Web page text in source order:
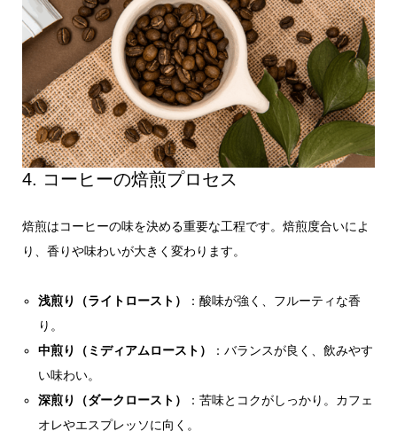
4. コーヒーの焙煎プロセス
焙煎はコーヒーの味を決める重要な工程です。焙煎度合いによ
り、香りや味わいが大きく変わります。
浅煎り（ライトロースト）
：酸味が強く、フルーティな香
り。
中煎り（ミディアムロースト）
：バランスが良く、飲みやす
い味わい。
深煎り（ダークロースト）
：苦味とコクがしっかり。カフェ
オレやエスプレッソに向く。